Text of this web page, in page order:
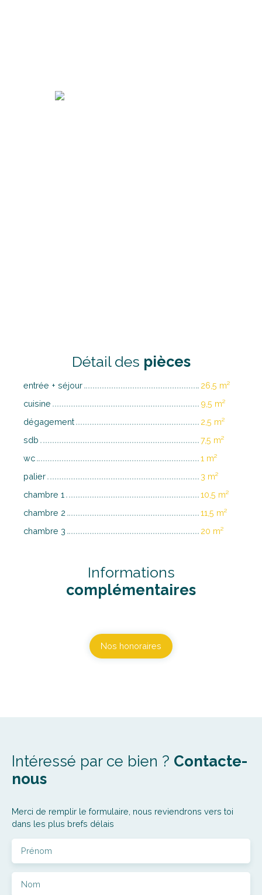
Détail des pièces
entrée + séjour
26,5 m²
cuisine
9,5 m²
dégagement
2,5 m²
sdb
7,5 m²
wc
1 m²
palier
3 m²
chambre 1
10,5 m²
chambre 2
11,5 m²
chambre 3
20 m²
Informations
complémentaires
Nos honoraires
Intéressé par ce bien ? Contacte-
nous
Merci de remplir le formulaire, nous reviendrons vers toi
dans les plus brefs délais
Prénom
Nom